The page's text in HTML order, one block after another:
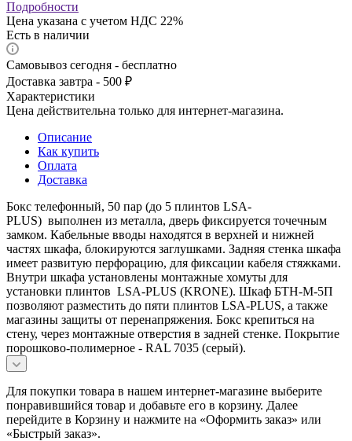
Подробности
Цена указана с учетом НДС 22%
Есть в наличии
Самовывоз сегодня - бесплатно
Доставка завтра - 500 ₽
Характеристики
Цена действительна только для интернет-магазина.
Описание
Как купить
Оплата
Доставка
Бокс телефонный, 50 пар (до 5 плинтов LSA-
PLUS) выполнен из металла, дверь фиксируется точечным
замком. Кабельные вводы находятся в верхней и нижней
частях шкафа, блокируются заглушками. Задняя стенка шкафа
имеет развитую перфорацию, для фиксации кабеля стяжками.
Внутри шкафа установлены монтажные хомуты для
установки плинтов LSA-PLUS (KRONE). Шкаф БТН-М-5П
позволяют разместить до пяти плинтов LSA-PLUS, а также
магазины защиты от перенапряжения. Бокс крепиться на
стену, через монтажные отверстия в задней стенке. Покрытие
порошково-полимерное - RAL 7035 (серый).
Для покупки товара в нашем интернет-магазине выберите
понравившийся товар и добавьте его в корзину. Далее
перейдите в Корзину и нажмите на «Оформить заказ» или
«Быстрый заказ».